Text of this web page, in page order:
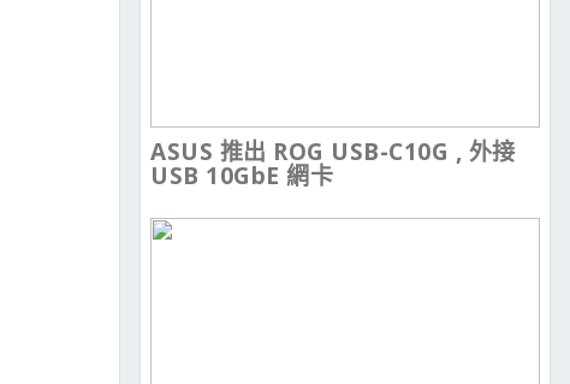
ASUS 推出 ROG USB-C10G , 外接
USB 10GbE 網卡